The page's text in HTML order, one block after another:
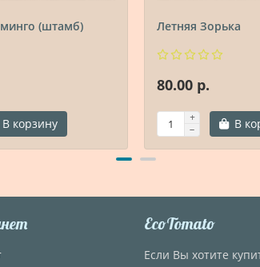
(штамб)
В корзину
Летняя Зорька
80.00 р.
В
EcoTomato
Если Вы хотите